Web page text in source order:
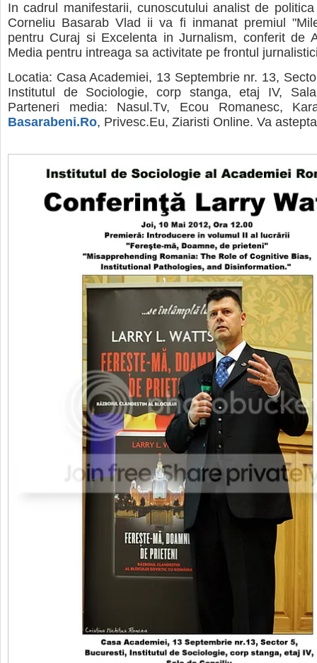
In cadrul manifestarii, cunoscutului analist de
Corneliu Basarab Vlad ii va fi inmanat premiul
pentru Curaj si Excelenta in Jurnalism, conferit de
Media pentru intreaga sa activitate pe frontul
Locatia: Casa Academiei, 13 Septembrie nr. 13,
Institutul de Sociologie, corp stanga, etaj IV,
Parteneri media: Nasul.Tv, Ecou Romanesc,
Basarabeni.Ro, Privesc.Eu, Ziaristi Online. Va